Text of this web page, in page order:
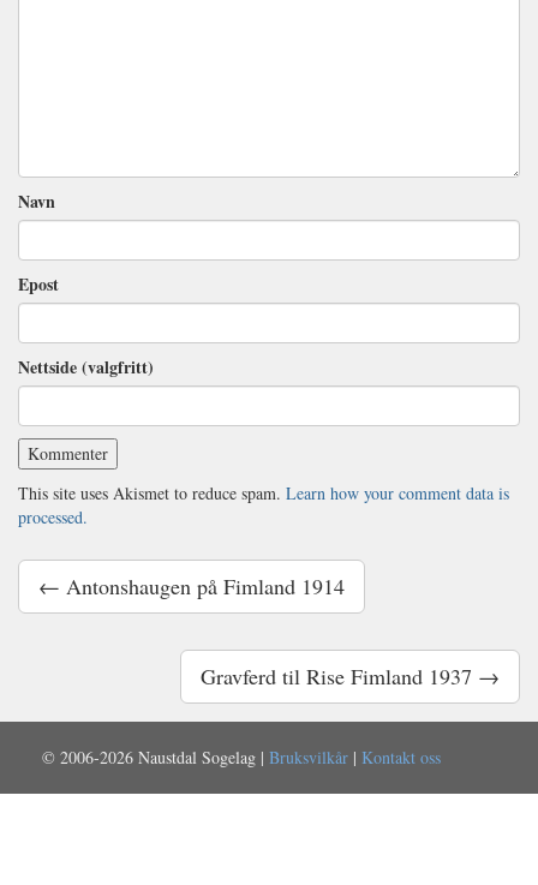
Navn
Epost
Nettside (valgfritt)
This site uses Akismet to reduce spam. Learn how your comment data is
processed.
← Antonshaugen på Fimland 1914
Gravferd til Rise Fimland 1937 →
© 2006-2026 Naustdal Sogelag | Bruksvilkår | Kontakt oss